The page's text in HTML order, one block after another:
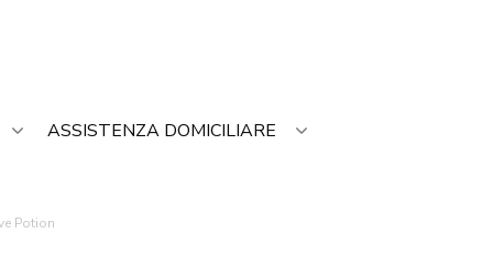
ASSISTENZA DOMICILIARE
Potion